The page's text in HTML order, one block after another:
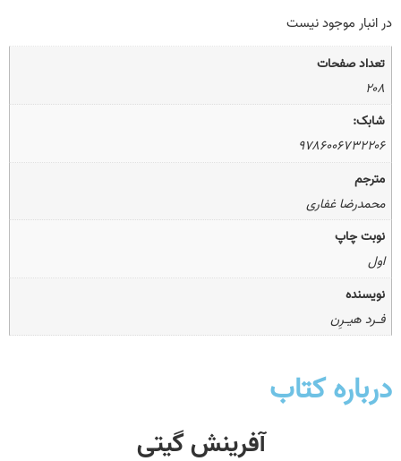
در انبار موجود نیست
تعداد صفحات
۲۰۸
شابک:
۹۷۸۶۰۰۶۷۳۲۲۰۶
مترجم
محمدرضا غفاری
نوبت چاپ
اول
نویسنده
فـرد هیـرِن
درباره کتاب
آفرینش گیتی